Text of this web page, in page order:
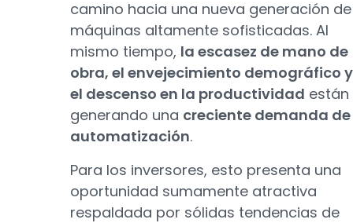
camino hacia una nueva generación de
máquinas altamente sofisticadas. Al
mismo tiempo, la escasez de mano de
obra, el envejecimiento demográfico y
el descenso en la productividad están
generando una creciente demanda de
automatización.
Para los inversores, esto presenta una
oportunidad sumamente atractiva
respaldada por sólidas tendencias de